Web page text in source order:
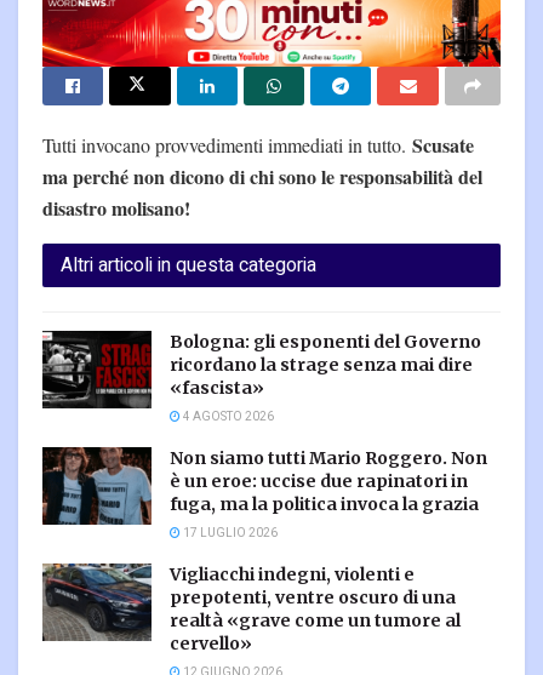
Tutti invocano provvedimenti immediati in tutto. Scusate
ma perché non dicono di chi sono le responsabilità del
disastro molisano!
Altri articoli in questa categoria
Bologna: gli esponenti del Governo
ricordano la strage senza mai dire
«fascista»
4 AGOSTO 2026
Non siamo tutti Mario Roggero. Non
è un eroe: uccise due rapinatori in
fuga, ma la politica invoca la grazia
17 LUGLIO 2026
Vigliacchi indegni, violenti e
prepotenti, ventre oscuro di una
realtà «grave come un tumore al
cervello»